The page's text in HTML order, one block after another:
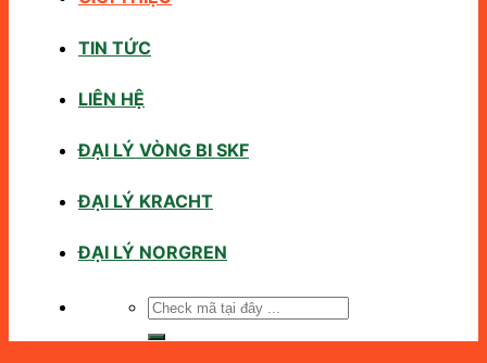
TIN TỨC
LIÊN HỆ
ĐẠI LÝ VÒNG BI SKF
ĐẠI LÝ KRACHT
ĐẠI LÝ NORGREN
Tìm